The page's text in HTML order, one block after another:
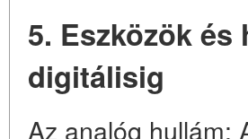
5. Eszközök
digitálisig
Az analóg hullám: